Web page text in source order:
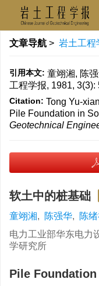
文章导航 > 岩土工程
引用本文: 童翊湘, 陈
工程学报, 1981, 3(3):
Citation: Tong Yu-
Pile Foundation in
Geotechnical
软土中的桩基础
童翊湘, 陈强华,
陈
电力工业部华东电力
学研究所
Pile